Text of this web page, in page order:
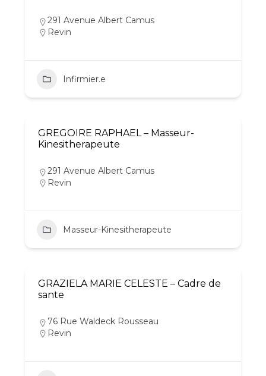
291 Avenue Albert Camus
Revin
Infirmier.e
GREGOIRE RAPHAEL – Masseur-
Kinesitherapeute
291 Avenue Albert Camus
Revin
Masseur-Kinesitherapeute
GRAZIELA MARIE CELESTE – Cadre de
sante
76 Rue Waldeck Rousseau
Revin